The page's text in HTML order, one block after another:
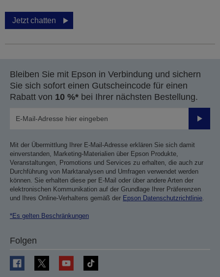
Jetzt chatten
Bleiben Sie mit Epson in Verbindung und sichern
Sie sich sofort einen Gutscheincode für einen
Rabatt von 10 %* bei Ihrer nächsten Bestellung.
Mit der Übermittlung Ihrer E-Mail-Adresse erklären Sie sich damit
einverstanden, Marketing-Materialien über Epson Produkte,
Veranstaltungen, Promotions und Services zu erhalten, die auch zur
Durchführung von Marktanalysen und Umfragen verwendet werden
können. Sie erhalten diese per E-Mail oder über andere Arten der
elektronischen Kommunikation auf der Grundlage Ihrer Präferenzen
und Ihres Online-Verhaltens gemäß der Epson Datenschutzrichtlinie.
*Es gelten Beschränkungen
Folgen